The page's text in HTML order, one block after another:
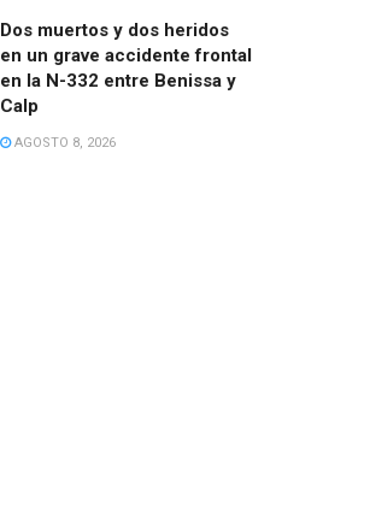
Dos muertos y dos heridos
en un grave accidente frontal
en la N-332 entre Benissa y
Calp
AGOSTO 8, 2026